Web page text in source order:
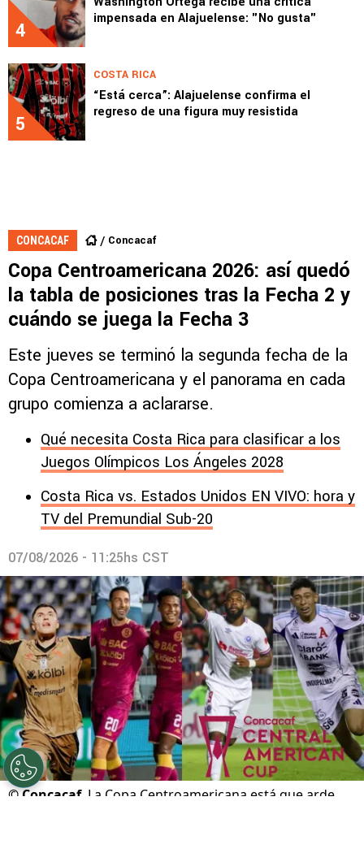
4
impensada en Alajuelense: "No gusta"
5
COSTA RICA
“Está cerca”: Alajuelense confirma el
regreso de una figura muy resistida
CONCACAF Concacaf
Copa Centroamericana 2026: así quedó
la tabla de posiciones tras la Fecha 2 y
cuándo se juega la Fecha 3
Este jueves se terminó la segunda fecha de la
Copa Centroamericana y el panorama en cada
grupo comienza a aclararse.
Qué necesita Costa Rica para clasificar a los
Juegos Olímpicos Los Ángeles 2028
Costa Rica vs. Estados Unidos EN VIVO: hora y
TV del Premundial Sub-20
07/08/2026 - 11:25hs CST
©Concacaf La Copa Centroamericana está que arde.